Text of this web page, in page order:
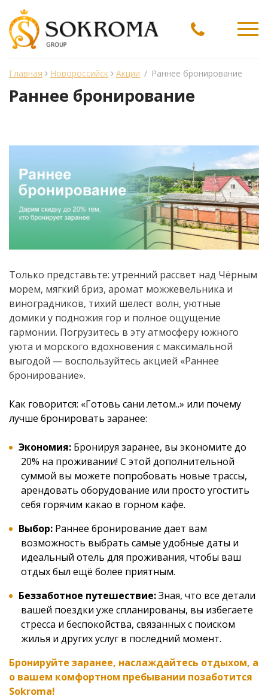
Главная Новороссийск Акции / Раннее бронирование
Раннее бронирование
Только представьте: утренний рассвет над Чёрным
морем, мягкий бриз, аромат можжевельника и
виноградников, тихий шелест волн, уютные
домики у подножия гор и полное ощущение
гармонии. Погрузитесь в эту атмосферу южного
уюта и морского вдохновения с максимальной
выгодой — воспользуйтесь акцией «Раннее
бронирование».
Как говорится: «Готовь сани летом..» или почему
лучше бронировать заранее:
Экономия: Бронируя заранее, вы экономите до
20% на проживании! С этой дополнительной
суммой вы можете попробовать новые трассы,
арендовать оборудование или просто угостить
себя горячим какао в горном кафе.
Выбор: Раннее бронирование дает вам
возможность выбрать самые удобные даты и
идеальный отель для проживания, чтобы ваш
отдых был ещё более приятным.
Беззаботное путешествие:Зная, что все детали
вашей поездки уже спланированы, вы избегаете
стресса и беспокойства, связанных с поиском
жилья и других услуг в последний момент.
Бронируйте заранее, наслаждайтесь отдыхом, а
о вашем комфортном пребывании позаботится
Sokroma!